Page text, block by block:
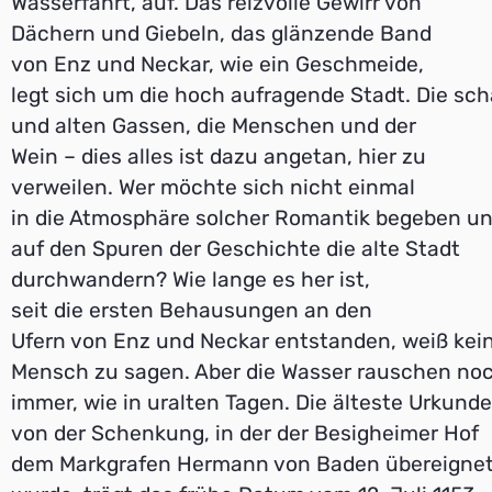
Dächern und Giebeln, das glänzende Band
von Enz und Neckar, wie ein Geschmeide,
legt sich um die hoch aufragende Stadt. Die
und alten Gassen, die Menschen und der
Wein – dies alles ist dazu angetan, hier zu
verweilen. Wer möchte sich nicht einmal
in die Atmosphäre solcher Romantik begeben
auf den Spuren der Geschichte die alte Stadt
durchwandern? Wie lange es her ist,
seit die ersten Behausungen an den
Ufern von Enz und Neckar entstanden, weiß
Mensch zu sagen. Aber die Wasser rauschen
immer, wie in uralten Tagen. Die älteste Urkunde
von der Schenkung, in der der Besigheimer Hof
dem Markgrafen Hermann von Baden übereignet